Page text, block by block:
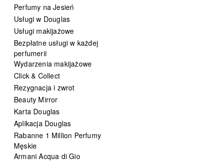
Perfumy na Jesień
Usługi w Douglas
Usługi makijażowe
Bezpłatne usługi w każdej
perfumerii
Wydarzenia makijażowe
Click & Collect
Rezygnacja i zwrot
Beauty Mirror
Karta Douglas
Aplikacja Douglas
Rabanne 1 Million Perfumy
Męskie
Armani Acqua di Gio